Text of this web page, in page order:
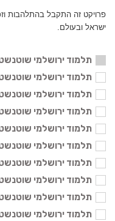
פרויקט זה התקבל בהתלהבות
ישראל ובעולם.
תלמוד ירושלמי
תלמוד ירושלמי שוטנשטיין
תלמוד ירושלמי שוטנשטיין
תלמוד ירושלמי
תלמוד ירושלמי
תלמוד ירושלמי
תלמוד ירושלמי
תלמוד ירושלמי
תלמוד ירושלמי
תלמוד ירושלמי